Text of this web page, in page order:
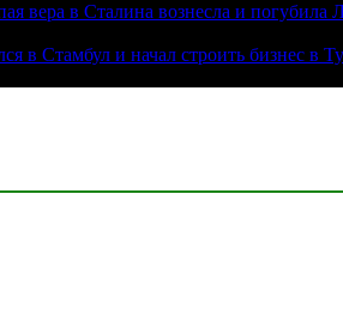
вера в Сталина вознесла и погубила
в Стамбул и начал строить бизнес в